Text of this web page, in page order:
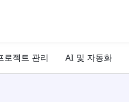
로젝트 관리 AI 및 자동화